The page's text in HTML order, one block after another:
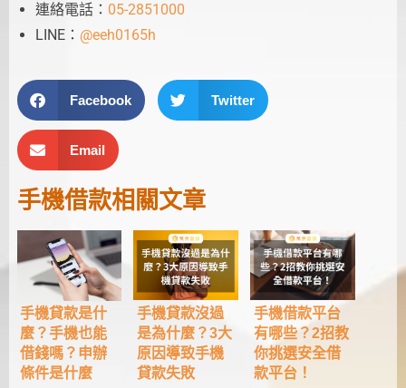
連絡電話： 05-2851000
LINE： @eeh0165h
Facebook Twitter
Email
手機借款相關文章
手機貸款是什
麼？手機也能
借錢嗎？申辦
條件是什麼
手機貸款沒過
是為什麼？3大
原因導致手機
貸款失敗
手機借款平台
有哪些？2招教
你挑選安全借
款平台！